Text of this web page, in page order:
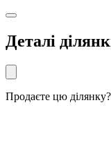
Деталі
Продаєте цю